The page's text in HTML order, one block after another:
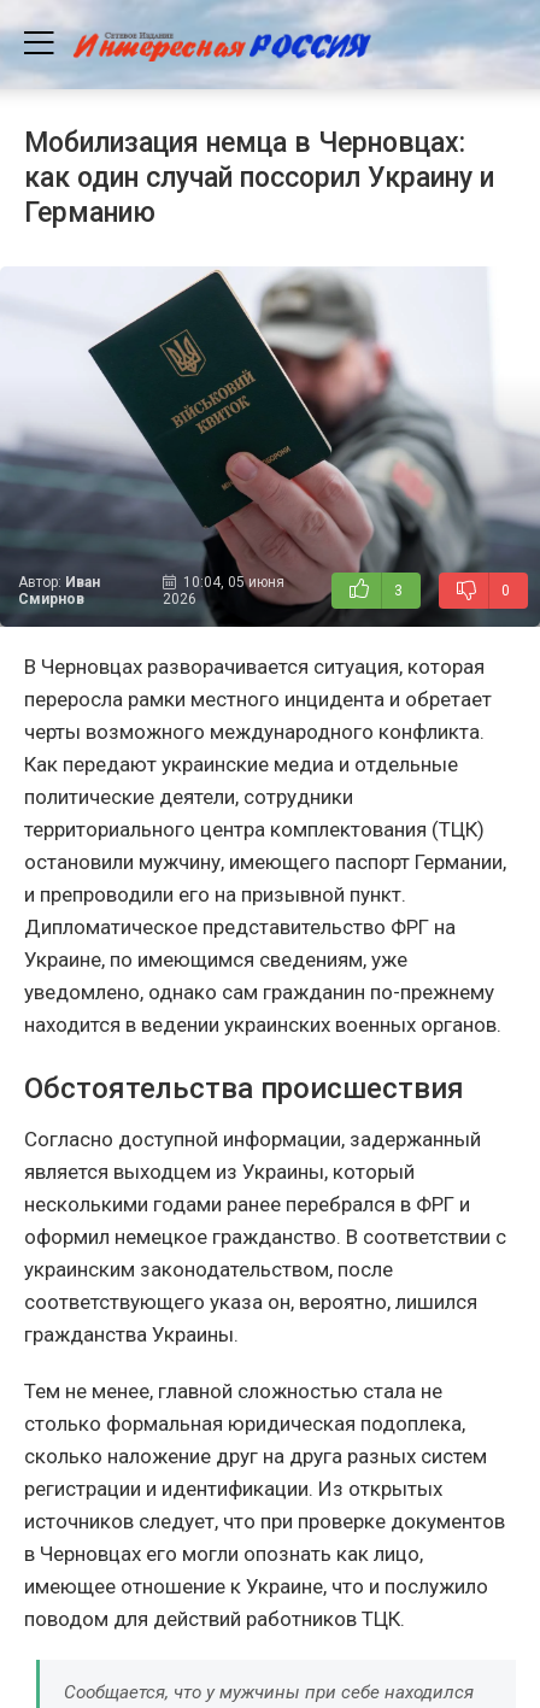
Мобилизация немца в Черновцах:
как один случай поссорил Украину и
Германию
Автор: Иван
Смирнов
10:04, 05 июня
2026
3 0
В Черновцах разворачивается ситуация, которая
переросла рамки местного инцидента и обретает
черты возможного международного конфликта.
Как передают украинские медиа и отдельные
политические деятели, сотрудники
территориального центра комплектования (ТЦК)
остановили мужчину, имеющего паспорт Германии,
и препроводили его на призывной пункт.
Дипломатическое представительство ФРГ на
Украине, по имеющимся сведениям, уже
уведомлено, однако сам гражданин по-прежнему
находится в ведении украинских военных органов.
Обстоятельства происшествия
Согласно доступной информации, задержанный
является выходцем из Украины, который
несколькими годами ранее перебрался в ФРГ и
оформил немецкое гражданство. В соответствии с
украинским законодательством, после
соответствующего указа он, вероятно, лишился
гражданства Украины.
Тем не менее, главной сложностью стала не
столько формальная юридическая подоплека,
сколько наложение друг на друга разных систем
регистрации и идентификации. Из открытых
источников следует, что при проверке документов
в Черновцах его могли опознать как лицо,
имеющее отношение к Украине, что и послужило
поводом для действий работников ТЦК.
Сообщается, что у мужчины при себе находился